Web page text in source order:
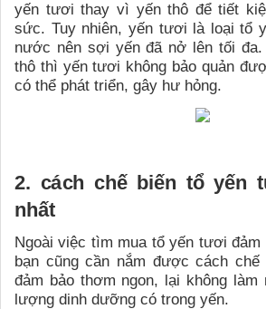
yến tươi thay vì yến thô để tiết
sức. Tuy nhiên, yến tươi là loại tổ
nước nên sợi yến đã nở lên tối
thô thì yến tươi không bảo quản
có thể phát triển, gây hư hỏng.
2. cách chế biến tổ yến
nhất
Ngoài việc tìm mua tổ yến tươi
bạn cũng cần nắm được cách
đảm bảo thơm ngon, lại không làm
lượng dinh dưỡng có trong yến.